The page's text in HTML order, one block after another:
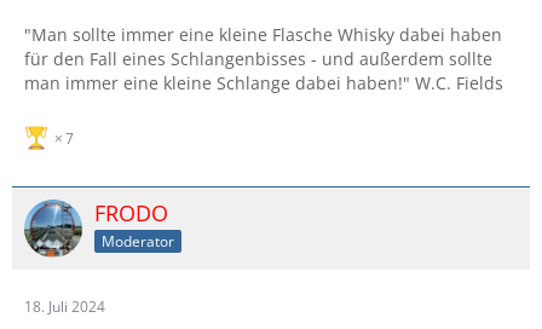
"Man sollte immer eine kleine Flasche Whisky dabei haben
für den Fall eines Schlangenbisses - und außerdem sollte
man immer eine kleine Schlange dabei haben!" W.C. Fields
7
FRODO
Moderator
18. Juli 2024